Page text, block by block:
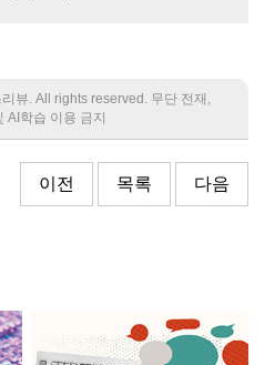
뷰. All rights reserved. 무단 전재,
AI학습 이용 금지
이전 목록 다음